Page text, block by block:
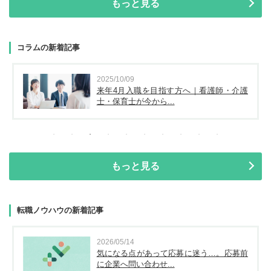
もっと見る
コラムの新着記事
2025/10/09
来年4月入職を目指す方へ｜看護師・介護
士・保育士が今から...
もっと見る
転職ノウハウの新着記事
2026/05/14
気になる点があって応募に迷う…。応募前
に企業へ問い合わせ...